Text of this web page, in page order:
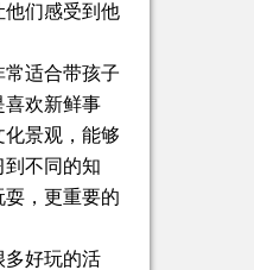
他们感受到他
适合带孩子
喜欢新鲜事
景观，能够
不同的知
，更重要的
多好玩的活